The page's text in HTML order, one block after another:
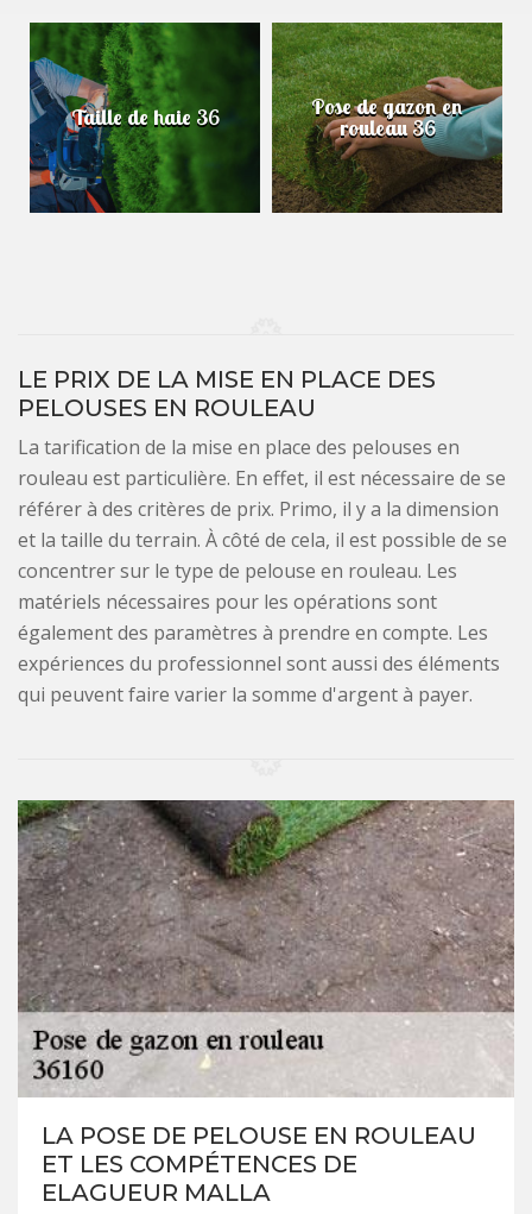
Taille de haie 36 Pose de gazon en
rouleau 36
LE PRIX DE LA MISE EN PLACE DES
PELOUSES EN ROULEAU
La tarification de la mise en place des pelouses en
rouleau est particulière. En effet, il est nécessaire de se
référer à des critères de prix. Primo, il y a la dimension
et la taille du terrain. À côté de cela, il est possible de se
concentrer sur le type de pelouse en rouleau. Les
matériels nécessaires pour les opérations sont
également des paramètres à prendre en compte. Les
expériences du professionnel sont aussi des éléments
qui peuvent faire varier la somme d'argent à payer.
LA POSE DE PELOUSE EN ROULEAU
ET LES COMPÉTENCES DE
ELAGUEUR MALLA